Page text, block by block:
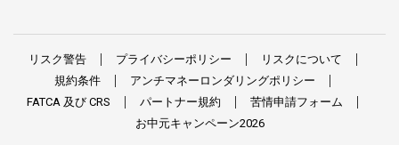
リスク警告 プライバシーポリシー
リスクについて
規約条件
アンチマネーロンダリングポリシー
FATCA 及び CRS パートナー規約 苦情申請フォーム
お中元キャンペーン2026